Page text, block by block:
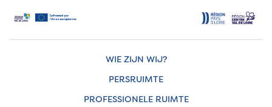
WIE ZIJN WIJ?
PERSRUIMTE
PROFESSIONELE RUIMTE